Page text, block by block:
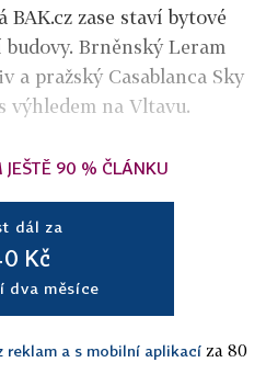
BAK.cz zase staví bytové
Brněnský Leram
a pražský Casablanca Sky
na Vltavu.
90 % ČLÁNKU
dál za
Kč
dva měsíce
reklam a s mobilní aplikací za 80